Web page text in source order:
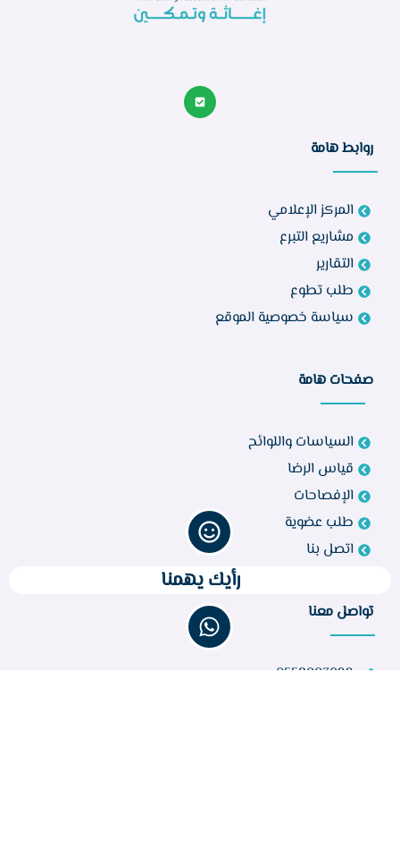
روابط هامة
المركز الإعلامي
مشاريع التبرع
التقارير
طلب تطوع
سياسة خصوصية الموقع
صفحات هامة
السياسات واللوائح
قياس الرضا
الإفصاحات
طلب عضوية
اتصل بنا
تواصل معنا
0558003099
رأيك يهمنا